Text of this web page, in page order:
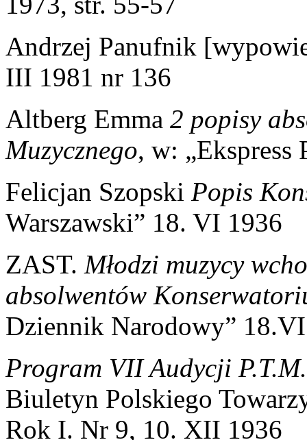
Andrzej Panufnik
III 1981 nr 136
Altberg Emma 2 popisy
Muzycznego, w: „Ekspress
Felicjan Szopski Popis
Warszawski” 18. VI 1936
ZAST. Młodzi muzycy
absolwentów
Dziennik Narodowy”
Program VII Audycji
Biuletyn Polskiego
Rok I. Nr 9, 10. XII 1936